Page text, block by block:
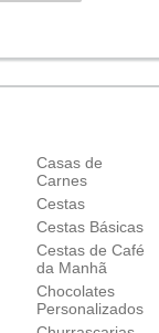
Casas de
Carnes
Cestas
Cestas Básicas
Cestas de Café
da Manhã
Chocolates
Personalizados